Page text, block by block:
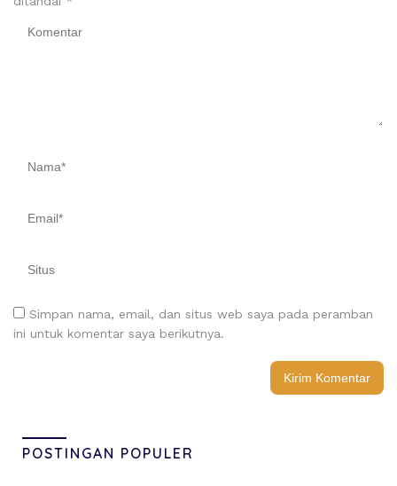
Simpan nama, email, dan situs web saya pada peramban
ini untuk komentar saya berikutnya.
POSTINGAN POPULER